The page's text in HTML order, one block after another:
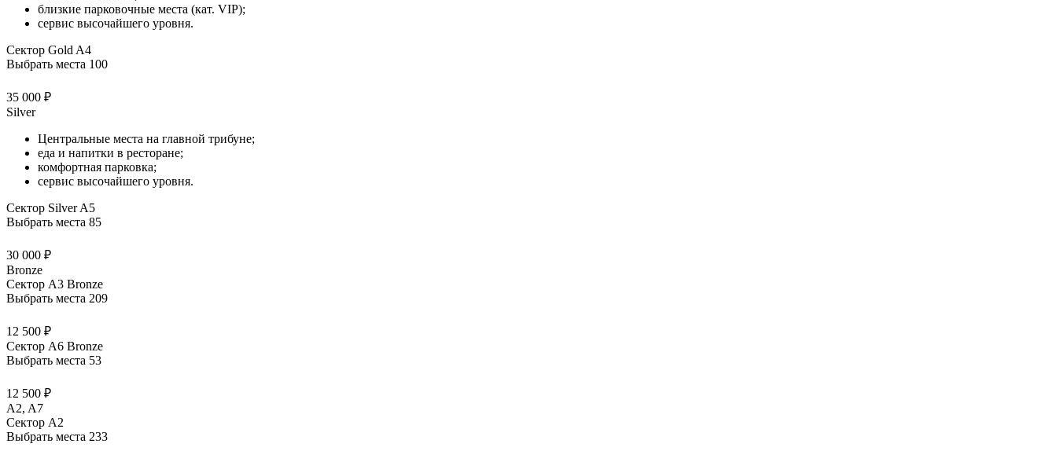
близкие парковочные места (кат. VIP);
сервис высочайшего уровня.
Сектор Gold A4
Выбрать места 100
35 000 ₽
Silver
Центральные места на главной трибуне;
еда и напитки в ресторане;
комфортная парковка;
сервис высочайшего уровня.
Сектор Silver A5
Выбрать места 85
30 000 ₽
Bronze
Сектор А3 Bronze
Выбрать места 209
12 500 ₽
Сектор А6 Bronze
Выбрать места 53
12 500 ₽
A2, A7
Сектор А2
Выбрать места 233